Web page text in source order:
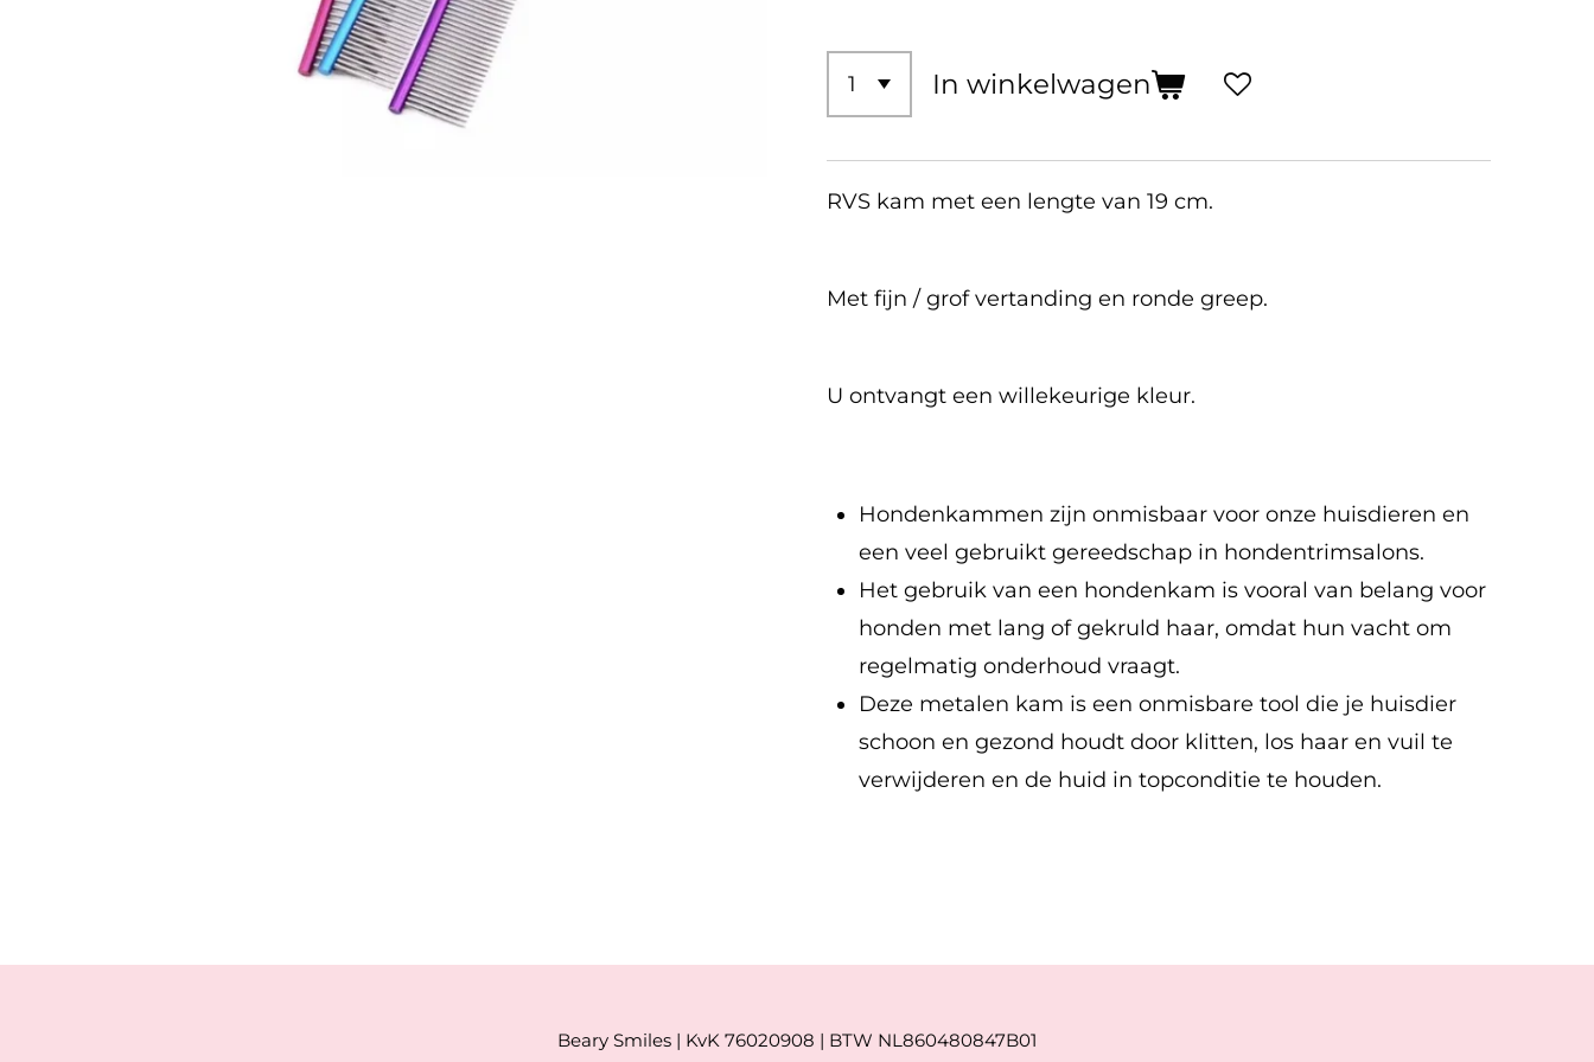
In winkelwagen
RVS kam met een lengte van 19 cm.
Met fijn / grof vertanding en ronde greep.
U ontvangt een willekeurige kleur.
Hondenkammen zijn onmisbaar voor onze huisdieren en
een veel gebruikt gereedschap in hondentrimsalons.
Het gebruik van een hondenkam is vooral van belang voor
honden met lang of gekruld haar, omdat hun vacht om
regelmatig onderhoud vraagt.
Deze metalen kam is een onmisbare tool die je huisdier
schoon en gezond houdt door klitten, los haar en vuil te
verwijderen en de huid in topconditie te houden.
Beary Smiles | KvK 76020908 | BTW NL860480847B01